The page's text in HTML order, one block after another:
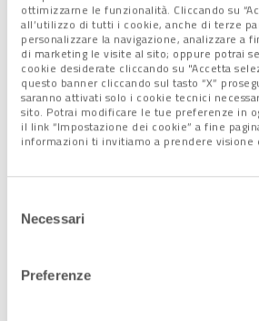
ottimizzarne le funzionalità. Cliccando su
all’utilizzo di tutti i cookie, anche di terze
personalizzare la navigazione, analizzare a
di marketing le visite al sito; oppure potrai
cookie desiderate cliccando su "Accetta
questo banner cliccando sul tasto “X”
saranno attivati solo i cookie tecnici
sito. Potrai modificare le tue preferenze in
il link “Impostazione dei cookie” a fine
informazioni ti invitiamo a prendere visione
delNecessari
Preferenze
Premiato anche ilfreno allo sviluppo
2017, così come l’impegno, anche da
a “creareitinerariche portano i
attrazioni del Ponte di Rialto e della
verso angoli sconosciuti”.
Le scelte del Time
La decisione della rivista per Venezia,
compilazione della lista, sollecitando la
corrispondenti e collaboratori a